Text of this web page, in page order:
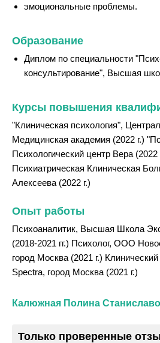
эмоциональные проблемы.
Образование
Диплом по специальности
консультирование", Высшая
Курсы повышения
"Клиническая психология",
Медицинская академия (2022 г.)
Психологический центр Вера (2022
Психиатрическая Клиническая
Алексеева (2022 г.)
Опыт работы
Психоаналитик, Высшая Школа
(2018-2021 гг.) Психолог, ООО
город Москва (2021 г.)
Spectra, город Москва (2021 г.)
Калюжная Полина
Только проверенные